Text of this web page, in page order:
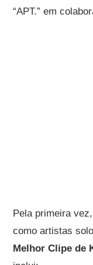
“APT.” em
Pela primeira
como artistas
Melhor Clipe de